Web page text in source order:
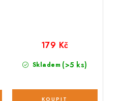
Skladem (>5 ks)
179 Kč